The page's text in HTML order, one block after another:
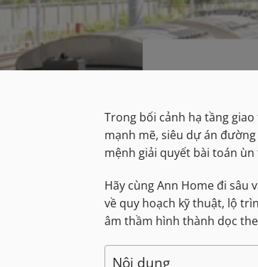
Trong bối cảnh hạ tầng
mạnh mẽ, siêu dự án
mệnh giải quyết bài toán ùn
Hãy cùng Ann Home đi
về quy hoạch kỹ thuật, lộ
âm thầm hình thành dọc
Nội dung